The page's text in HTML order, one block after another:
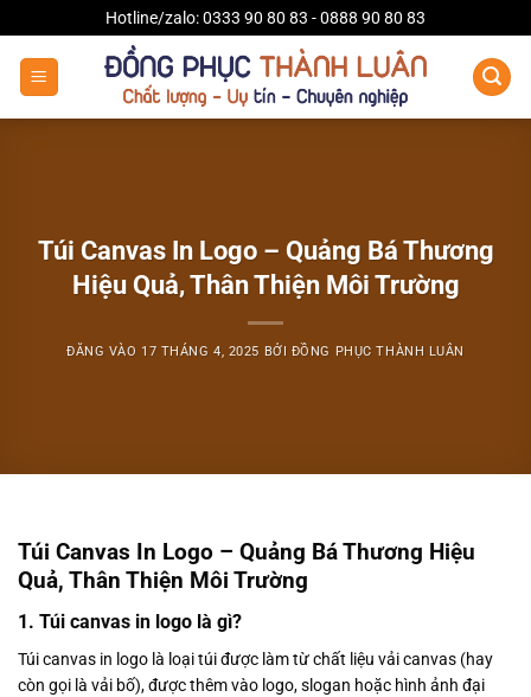
qua
dung
Hotline/zalo: 0333 90 80 83 - 0888 90 80 83
Túi Canvas In Logo – Quảng Bá Thương
Hiệu Quả, Thân Thiện Môi Trường
ĐĂNG VÀO 17 THÁNG 4, 2025 BỞI ĐỒNG PHỤC THÀNH LUÂN
Túi Canvas In Logo – Quảng Bá Thương Hiệu
Quả, Thân Thiện Môi Trường
1. Túi canvas in logo là gì?
Túi canvas in logo là loại túi được làm từ chất liệu vải canvas (hay
còn gọi là vải bố), được thêm vào logo, slogan hoặc hình ảnh đại